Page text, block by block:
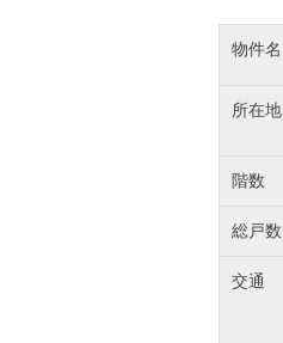
物件名
所在地
階数
総戸数
交通